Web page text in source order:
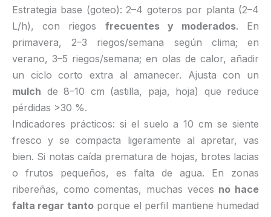
Estrategia base (goteo): 2–4 goteros por planta (2–4
L/h), con riegos frecuentes y moderados. En
primavera, 2–3 riegos/semana según clima; en
verano, 3–5 riegos/semana; en olas de calor, añadir
un ciclo corto extra al amanecer. Ajusta con un
mulch de 8–10 cm (astilla, paja, hoja) que reduce
pérdidas >30 %.
Indicadores prácticos: si el suelo a 10 cm se siente
fresco y se compacta ligeramente al apretar, vas
bien. Si notas caída prematura de hojas, brotes lacias
o frutos pequeños, es falta de agua. En zonas
ribereñas, como comentas, muchas veces no hace
falta regar tantoporque el perfil mantiene humedad